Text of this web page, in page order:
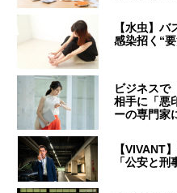
【水虫】
感染招く“
ビジネスで
相手に「悪
ーの専門家
【VIVANT
「公安と